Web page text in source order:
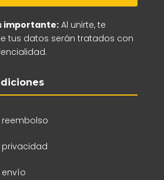
importante:Al unirte, te
tus datos serán tratados con
envío